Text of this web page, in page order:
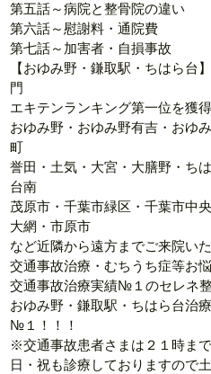
第五話～病院と整骨院の違い
第六話～慰謝料・通院費
第七話～加害者・自損事故
【おゆみ野・鎌取駅・ちはら台
門
エキテンランキング第一位を獲
おゆみ野・おゆみ野有吉・おゆ
町
誉田・土気・大宮・大膳野・ち
台南
茂原市・千葉市緑区・千葉市中
大網・市原市
など近隣から遠方までご来院い
交通事故治療・むちうち症等お
交通事故治療実績№１のセレネ
おゆみ野・鎌取駅・ちはら台治
№１！！！
※交通事故患者さまは２１時まで
日・祝も診療しておりますので